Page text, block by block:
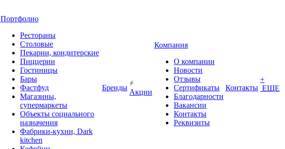
Портфолио
Рестораны
Столовые
Пекарни, кондитерские
Пиццерии
Гостиницы
Бары
Фастфуд
Магазины,
супермаркеты
Объекты социального
назначения
Фабрики-кухни, Dark
kitchen
Бренды
Акции
Компания
О компании
Новости
Отзывы
Сертификаты
Благодарности
Вакансии
Контакты
Реквизиты
Контакты
+
ЕЩЕ